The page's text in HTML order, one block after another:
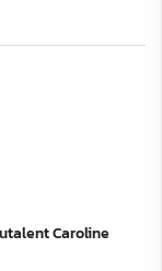
Caroline